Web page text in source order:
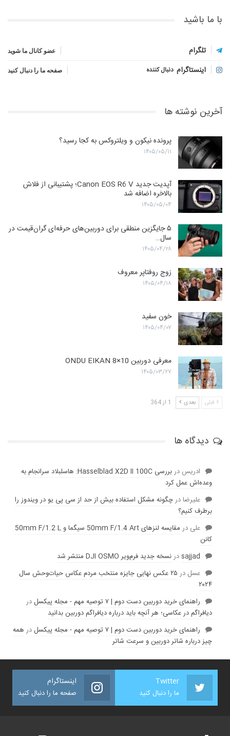
با ما باشید
تلگرام عضو کانال ما شوید
اینستاگرام دنبال کننده صفحه ما را دنبال کنید
آخرین نوشته ها
پرونده نیکون و ویلتروکس به کجا رسید؟
۱۴۰۵/۰۵/۱۱
آپدیت جدید Canon EOS R6 V؛ پشتیبانی از فلاش
بالاخره اضافه شد
۱۴۰۵/۰۵/۰۴
۵ جایگزین منطقی برای دوربین‌های حرفه‌ای گران‌قیمت در
سال…
۱۴۰۵/۰۴/۲۸
زوج روفتاپر معروف
۱۴۰۵/۰۴/۱۸
خون سفید
۱۴۰۵/۰۴/۰۷
معرفی دوربین ONDU EIKAN 8×10
۱۴۰۵/۰۳/۲۷
قبلی بعدی 1 از 364
دیدگاه ها
ادریس در
بررسی Hasselblad X2D II 100C: هاسلبلاد سرانجام به
وعده‌‌اش عمل کرد
عليرضادرچگونه مشکل استفاده بیش از حد از سی پی یو در ویندوز را
برطرف کنیم؟
علی در
مقایسه لنز‌های 50mm F/1.4 Art سیگما و 50mm F/1.2 L
کانن
sajjadدرنسخه جدید فرم‌ویر DJI OSMO منتشر شد
عسل در
۲۵ عکس نهایی جایزه منتخب مردم عکاس حیات‌وحش سال
۲۰۲۴
راهنمای خرید دوربین دست دوم | ۷ توصیه مهم - مجله پیکسل
در
دیافراگم در عکاسی؛ هر آنچه باید درباره دیافراگم دوربین بدانید
راهنمای خرید دوربین دست دوم | ۷ توصیه مهم - مجله پیکسل
در همه
چیز درباره شاتر دوربین و سرعت شاتر
Twitter
ما را دنبال کنید
اینستاگرام
صفحه ما را دنبال کنید